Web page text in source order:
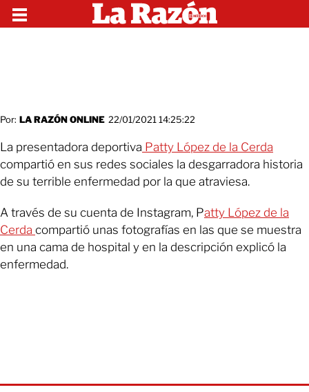
Por: LA RAZÓN ONLINE 22/01/2021 14:25:22
La presentadora deportiva Patty López de la Cerda
compartió en sus redes sociales la desgarradora historia
de su terrible enfermedad por la que atraviesa.
A través de su cuenta de Instagram, Patty López de la
Cerda compartió unas fotografías en las que se muestra
en una cama de hospital y en la descripción explicó la
enfermedad.